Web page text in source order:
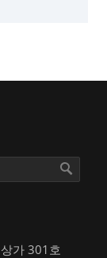
가 301호